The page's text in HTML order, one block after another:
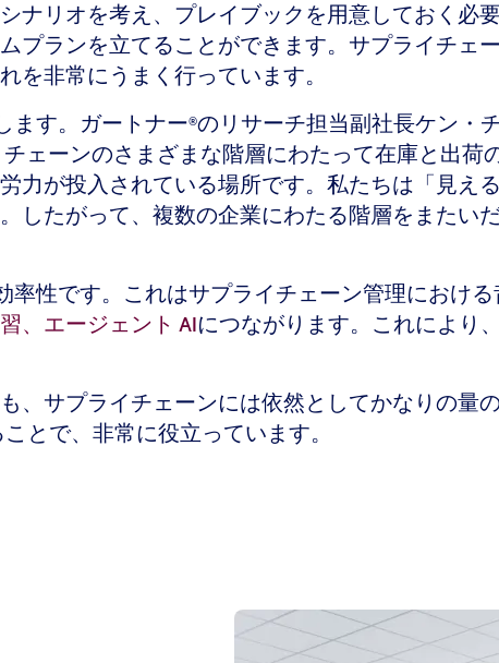
ナリオを考え、プレイブックを用意しておく必
プランを立てることができます。サプライチェ
を非常にうまく行っています。
ます。ガートナー®のリサーチ担当副社長ケン
ェーンのさまざまな階層にわたって在庫と出
力が投入されている場所です。私たちは「見え
したがって、複数の企業にわたる階層をまたい
率性です。これはサプライチェーン管理におけ
、エージェント AIにつながります。これにより
、サプライチェーンには依然としてかなりの量
とで、非常に役立っています。